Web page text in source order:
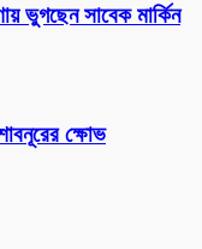
ভুগছেন সাবেক মার্কিন
ক্ষোভ